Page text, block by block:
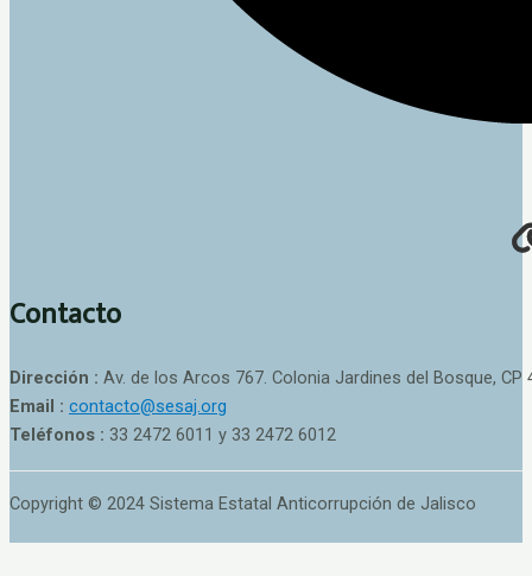
Contacto
Dirección : Av. de los Arcos 767. Colonia Jardines del Bosque, CP
Email : contacto@sesaj.org
Teléfonos : 33 2472 6011 y 33 2472 6012
Copyright © 2024 Sistema Estatal Anticorrupción de Jalisco